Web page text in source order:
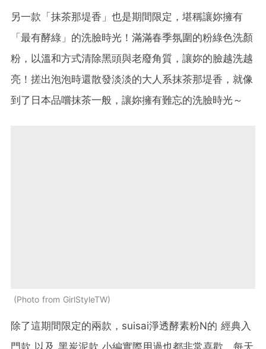
另一款「抹茶那堤香」也是期間限定，堪稱讓妳擁有
「最有酵綠」的洗臉時光！滿滿春季氛圍的粉綠色洗顏
粉，以溫和方式清除黑頭與老廢角質，讓妳的臉越洗越
亮！搓出泡泡時還散發淡淡的大人系抹茶那堤香，就像
到了日本品嚐抹茶一般，讓妳擁有難忘的洗臉時光～
Photo from GirlStyleTW
除了這期間限定的兩款，suisai淨透酵素粉N的 經典入